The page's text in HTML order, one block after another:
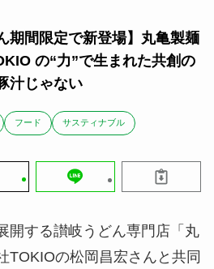
期間限定で新登場】丸亀製麺
の“力”で生まれた共創の
汁じゃない
フード サスティナブル
開する讃岐うどん専門店「丸
TOKIOの松岡昌宏さんと共同